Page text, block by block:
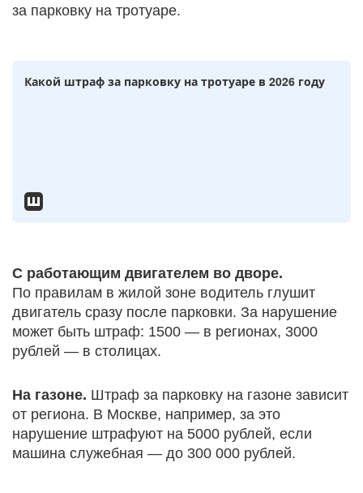
за парковку на тротуаре.
Какой штраф за парковку на тротуаре в 2026 году
C работающим двигателем во дворе.
По правилам в жилой зоне водитель глушит
двигатель сразу после парковки. За нарушение
может быть штраф: 1500 — в регионах, 3000
рублей — в столицах.
На газоне. Штраф за парковку на газоне зависит
от региона. В Москве, например, за это
нарушение штрафуют на 5000 рублей, если
машина служебная — до 300 000 рублей.